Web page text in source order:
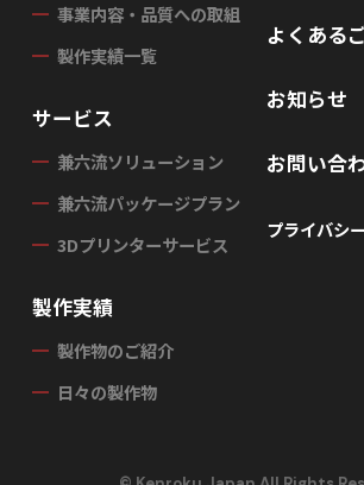
事業内容・品質への取組
製作実績一覧
サービス
兼六流ソリューション
兼六流パッケージプラン
3Dプリンターサービス
製作実績
製作物のご紹介
日々の製作物
よくある
お知らせ
お問い合
プライバシ